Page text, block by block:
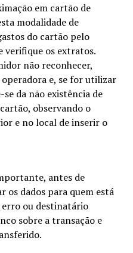
em cartão de
modalidade de
do cartão pelo
verifique os extratos.
não reconhecer,
e, se for utilizar
da não existência de
observando o
e no local de inserir o
antes de
os dados para quem está
ou destinatário
sobre a transação e